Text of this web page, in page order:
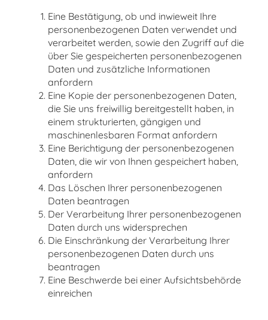
Eine Bestätigung, ob und inwieweit Ihre
personenbezogenen Daten verwendet und
verarbeitet werden, sowie den Zugriff auf die
über Sie gespeicherten personenbezogenen
Daten und zusätzliche Informationen
anfordern
Eine Kopie der personenbezogenen Daten,
die Sie uns freiwillig bereitgestellt haben, in
einem strukturierten, gängigen und
maschinenlesbaren Format anfordern
Eine Berichtigung der personenbezogenen
Daten, die wir von Ihnen gespeichert haben,
anfordern
Das Löschen Ihrer personenbezogenen
Daten beantragen
Der Verarbeitung Ihrer personenbezogenen
Daten durch uns widersprechen
Die Einschränkung der Verarbeitung Ihrer
personenbezogenen Daten durch uns
beantragen
Eine Beschwerde bei einer Aufsichtsbehörde
einreichen